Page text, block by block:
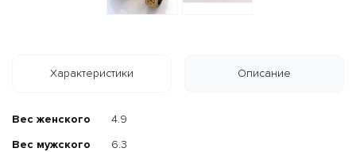
Характеристики Описание
Вес женского
4.9
Вес мужского
6.3